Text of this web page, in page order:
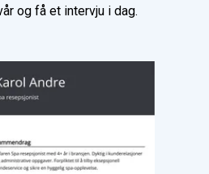
og få et intervju i dag.